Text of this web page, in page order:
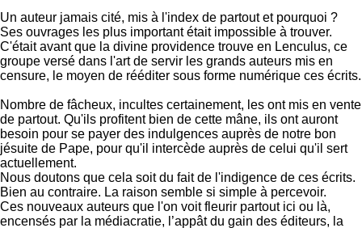
Un auteur jamais cité, mis à l'index de partout et pourquoi ?
Ses ouvrages les plus important était impossible à trouver.
C'était avant que la divine providence trouve en Lenculus, ce
groupe versé dans l'art de servir les grands auteurs mis en
censure, le moyen de rééditer sous forme numérique ces écrits.
Nombre de fâcheux, incultes certainement, les ont mis en vente
de partout. Qu'ils profitent bien de cette mâne, ils ont auront
besoin pour se payer des indulgences auprès de notre bon
jésuite de Pape, pour qu'il intercède auprès de celui qu'il sert
actuellement.
Nous doutons que cela soit du fait de l'indigence de ces écrits.
Bien au contraire. La raison semble si simple à percevoir.
Ces nouveaux auteurs que l'on voit fleurir partout ici ou là,
encensés par la médiacratie, l’appât du gain des éditeurs, la